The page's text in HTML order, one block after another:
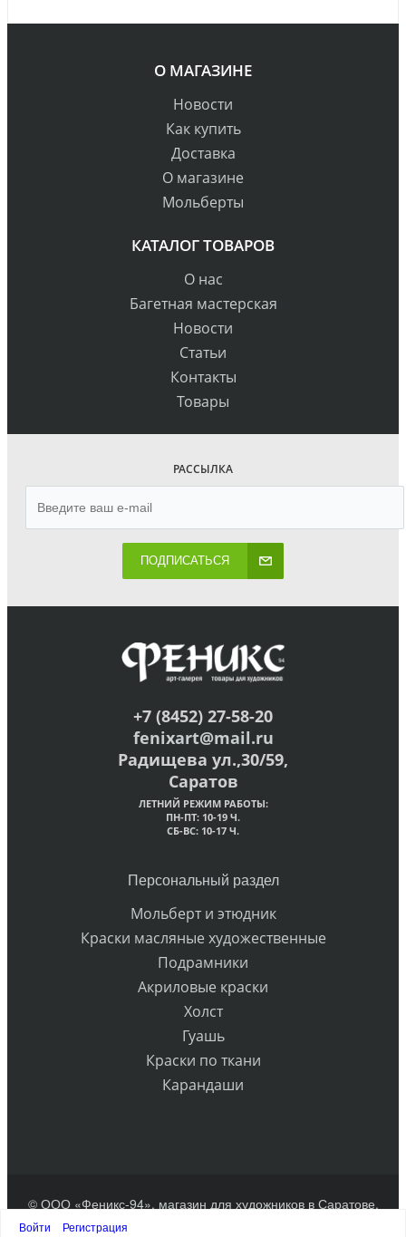
О МАГАЗИНЕ
Новости
Как купить
Доставка
О магазине
Мольберты
КАТАЛОГ ТОВАРОВ
О нас
Багетная мастерская
Новости
Статьи
Контакты
Товары
РАССЫЛКА
ПОДПИСАТЬСЯ
+7 (8452) 27-58-20
fenixart@mail.ru
Радищева ул.,30/59,
Саратов
ЛЕТНИЙ РЕЖИМ РАБОТЫ:
ПН-ПТ: 10-19 Ч.
СБ-ВС: 10-17 Ч.
Персональный раздел
Мольберт и этюдник
Краски масляные художественные
Подрамники
Акриловые краски
Холст
Гуашь
Краски по ткани
Карандаши
© ООО «Феникс-94», магазин для художников в Саратове.
Войти Регистрация